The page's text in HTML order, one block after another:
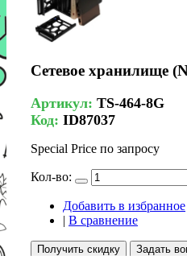
Сетевое хранилище
Артикул: TS-464-8G
Код: ID87037
Special Price по запросу
Кол-во:
Добавить в избранное
| В сравнение
Получить скидку Задать